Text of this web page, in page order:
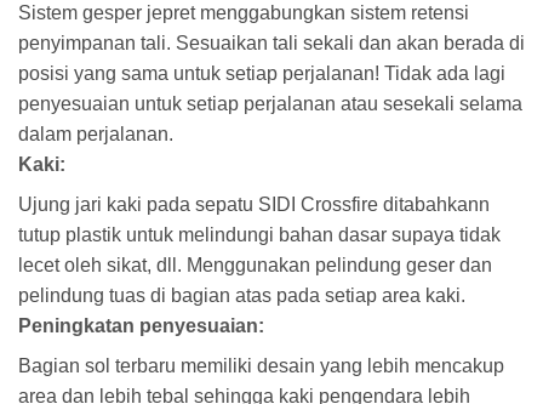
Sistem gesper jepret menggabungkan sistem retensi
penyimpanan tali. Sesuaikan tali sekali dan akan berada di
posisi yang sama untuk setiap perjalanan! Tidak ada lagi
penyesuaian untuk setiap perjalanan atau sesekali selama
dalam perjalanan.
Kaki:
Ujung jari kaki pada sepatu SIDI Crossfire ditabahkann
tutup plastik untuk melindungi bahan dasar supaya tidak
lecet oleh sikat, dll. Menggunakan pelindung geser dan
pelindung tuas di bagian atas pada setiap area kaki.
Peningkatan penyesuaian:
Bagian sol terbaru memiliki desain yang lebih mencakup
area dan lebih tebal sehingga kaki pengendara lebih